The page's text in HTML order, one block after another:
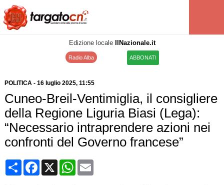
Edizione locale IlNazionale.it
Radio Alba ABBONATI
POLITICA- 16 luglio 2025, 11:55
Cuneo-Breil-Ventimiglia, il consigliere
della Regione Liguria Biasi (Lega):
“Necessario intraprendere azioni nei
confronti del Governo francese”
CondividiFacebook
X WhatsApp
Email